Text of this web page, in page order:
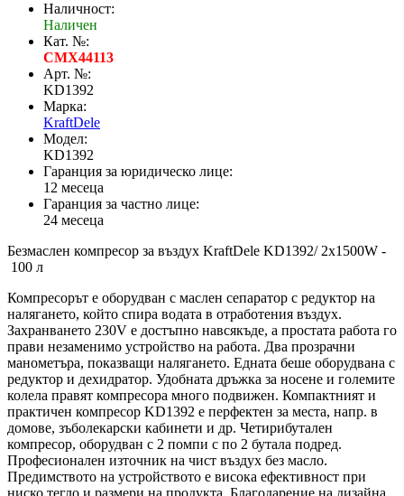
Наличност:
Наличен
Кат. №:
CMX44113
Арт. №:
KD1392
Марка:
KraftDele
Модел:
KD1392
Гаранция за юридическо лице:
12 месеца
Гаранция за частно лице:
24 месеца
Безмаслен компресор за въздух KraftDele KD1392/ 2x1500W -
100 л
Компресорът е оборудван с маслен сепаратор с редуктор на
налягането, който спира водата в отработения въздух.
Захранването 230V е достъпно навсякъде, а простата работа го
прави незаменимо устройство на работа. Два прозрачни
манометъра, показващи налягането. Едната беше оборудвана с
редуктор и дехидратор. Удобната дръжка за носене и големите
колела правят компресора много подвижен. Компактният и
практичен компресор KD1392 е перфектен за места, напр. в
домове, зъболекарски кабинети и др. Четирибутален
компресор, оборудван с 2 помпи с по 2 бутала подред.
Професионален източник на чист въздух без масло.
Предимството на устройството е висока ефективност при